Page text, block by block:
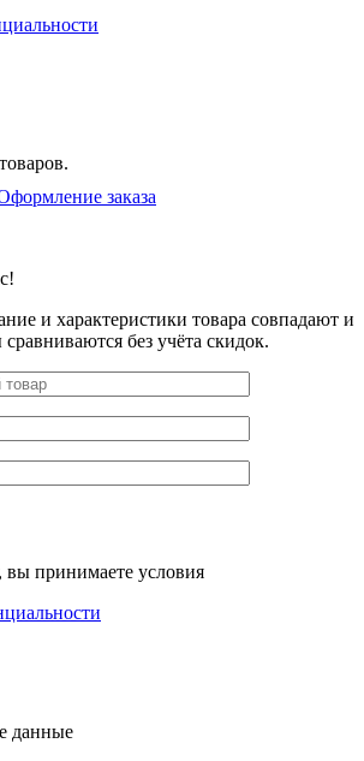
заказа
и характеристики товара совпадают и
без учёта скидок.
принимаете условия
данные